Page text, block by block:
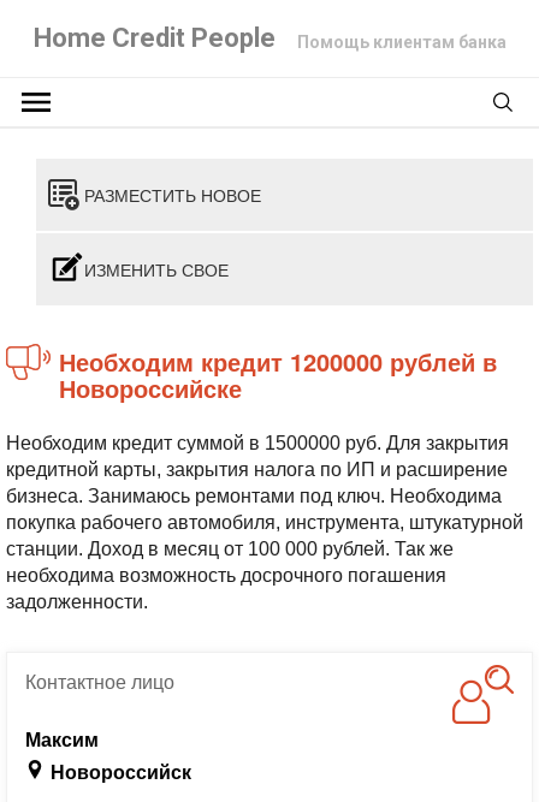
Home Credit People Помощь клиентам банка
РАЗМЕСТИТЬ НОВОЕ
ИЗМЕНИТЬ СВОЕ
Необходим кредит 1200000 рублей в
Новороссийске
Необходим кредит суммой в 1500000 руб. Для закрытия
кредитной карты, закрытия налога по ИП и расширение
бизнеса. Занимаюсь ремонтами под ключ. Необходима
покупка рабочего автомобиля, инструмента, штукатурной
станции. Доход в месяц от 100 000 рублей. Так же
необходима возможность досрочного погашения
задолженности.
Контактноелицо
Максим
Новороссийск